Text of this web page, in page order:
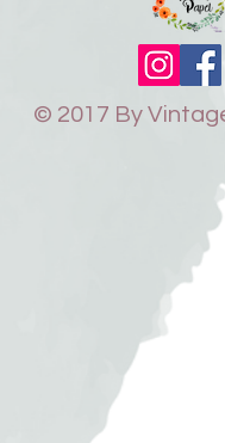
© 2017 By